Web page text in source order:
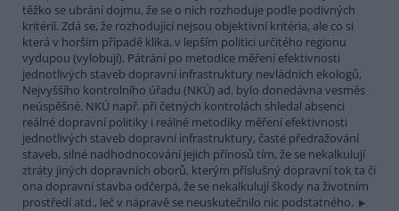
těžko se ubrání dojmu, že se o nich rozhoduje podle podivných
kritérií. Zdá se, že rozhodující nejsou objektivní kritéria, ale co si
která v horším případě klika, v lepším politici určitého regionu
vydupou (vylobují). Pátrání po metodice měření efektivnosti
jednotlivých staveb dopravní infrastruktury nevládních ekologů,
Nejvyššího kontrolního úřadu (NKÚ) ad. bylo donedávna vesměs
neúspěšné. NKÚ např. při četných kontrolách shledal absenci
reálné dopravní politiky i reálné metodiky měření efektivnosti
jednotlivých staveb dopravní infrastruktury, časté předražování
staveb, silné nadhodnocování jejich přínosů tím, že se nekalkulují
ztráty jiných dopravních oborů, kterým příslušný dopravní tok ta či
ona dopravní stavba odčerpá, že se nekalkulují škody na životním
prostředí atd., leč v nápravě se neuskutečnilo nic podstatného.